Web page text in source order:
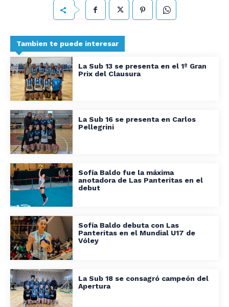
Tambien te puede interesar
La Sub 13 se presenta en el 1º Gran
Prix del Clausura
La Sub 16 se presenta en Carlos
Pellegrini
Sofía Baldo fue la máxima
anotadora de Las Panteritas en el
debut
Sofía Baldo debuta con Las
Panteritas en el Mundial U17 de
Vóley
La Sub 18 se consagró campeón del
Apertura